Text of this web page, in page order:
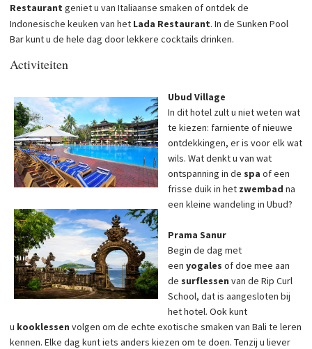
Restaurant geniet u van Italiaanse smaken of ontdek de
Indonesische keuken van het Lada Restaurant. In de Sunken Pool
Bar kunt u de hele dag door lekkere cocktails drinken.
Activiteiten
Ubud Village
In dit hotel zult u niet weten wat
te kiezen: farniente of nieuwe
ontdekkingen, er is voor elk wat
wils. Wat denkt u van wat
ontspanning in de spa of een
frisse duik in het zwembad na
een kleine wandeling in Ubud?
Prama Sanur
Begin de dag met
een yogales of doe mee aan
de surflessen van de Rip Curl
School, dat is aangesloten bij
het hotel. Ook kunt
u kooklessen volgen om de echte exotische smaken van Bali te leren
kennen. Elke dag kunt iets anders kiezen om te doen. Tenzij u liever